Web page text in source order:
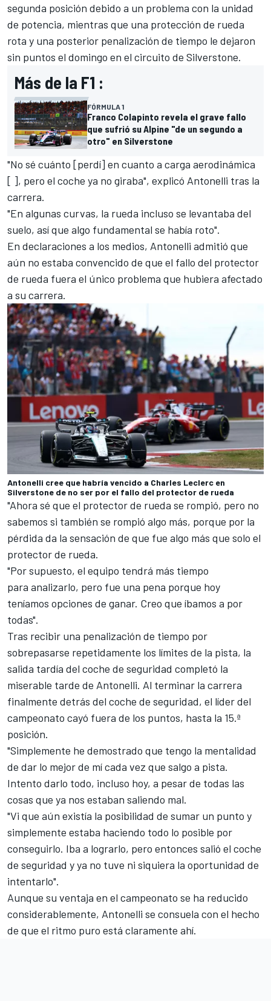
segunda posición debido a un problema con la unidad
de potencia, mientras que una protección de rueda
rota y una posterior penalización de tiempo le dejaron
sin puntos el domingo en el circuito de Silverstone.
Más de la F1 :
FÓRMULA 1
Franco Colapinto revela el grave fallo
que sufrió su Alpine "de un segundo a
otro" en Silverstone
"No sé cuánto [perdí] en cuanto a carga aerodinámica
[ ], pero el coche ya no giraba", explicó Antonelli tras la
carrera.
"En algunas curvas, la rueda incluso se levantaba del
suelo, así que algo fundamental se había roto".
En declaraciones a los medios, Antonelli admitió que
aún no estaba convencido de que el fallo del protector
de rueda fuera el único problema que hubiera afectado
a su carrera.
Antonelli cree que habría vencido a Charles Leclerc en
Silverstone de no ser por el fallo del protector de rueda
"Ahora sé que el protector de rueda se rompió, pero no
sabemos si también se rompió algo más, porque por la
pérdida da la sensación de que fue algo más que solo el
protector de rueda.
"Por supuesto, el equipo tendrá más tiempo
para analizarlo, pero fue una pena porque hoy
teníamos opciones de ganar. Creo que íbamos a por
todas".
Tras recibir una penalización de tiempo por
sobrepasarse repetidamente los límites de la pista, la
salida tardía del coche de seguridad completó la
miserable tarde de Antonelli. Al terminar la carrera
finalmente detrás del coche de seguridad, el líder del
campeonato cayó fuera de los puntos, hasta la 15.ª
posición.
"Simplemente he demostrado que tengo la mentalidad
de dar lo mejor de mí cada vez que salgo a pista.
Intento darlo todo, incluso hoy, a pesar de todas las
cosas que ya nos estaban saliendo mal.
"Vi que aún existía la posibilidad de sumar un punto y
simplemente estaba haciendo todo lo posible por
conseguirlo. Iba a lograrlo, pero entonces salió el coche
de seguridad y ya no tuve ni siquiera la oportunidad de
intentarlo".
Aunque su ventaja en el campeonato se ha reducido
considerablemente, Antonelli se consuela con el hecho
de que el ritmo puro está claramente ahí.